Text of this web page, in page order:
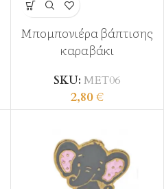
Μπομπονιέρα βάπτισης
καραβάκι
SKU:ΜΕΤ06
2,80€